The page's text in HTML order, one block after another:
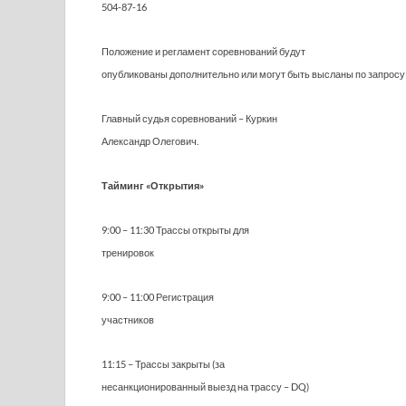
504-87-16
Положение и регламент соревнований будут
опубликованы дополнительно или могут быть высланы по
Главный судья соревнований – Куркин
Александр Олегович.
Тайминг «Открытия»
9:00 – 11:30 Трассы открыты для
тренировок
9:00 – 11:00 Регистрация
участников
11:15 – Трассы закрыты (за
несанкционированный выезд на трассу – DQ)